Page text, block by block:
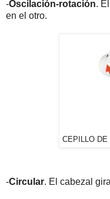
-Oscilación-rotación.
en el otro.
CEPILLO DE
-Circular. El cabezal